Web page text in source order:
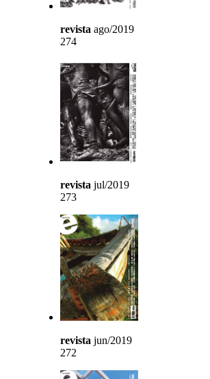
revista ago/2019
274
revista jul/2019
273
revista jun/2019
272